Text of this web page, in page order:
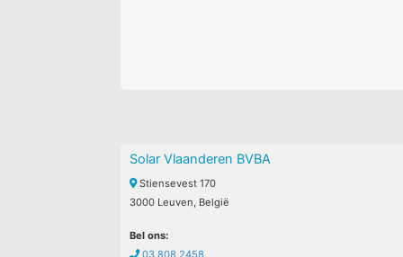
Solar Vlaanderen BVBA
Stiensevest 170
3000 Leuven, België
Bel ons:
03 808 2458